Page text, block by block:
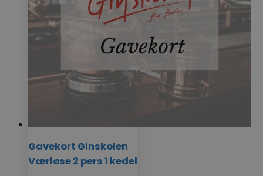
Gavekort Ginskolen
Værløse 2 pers 1 kedel